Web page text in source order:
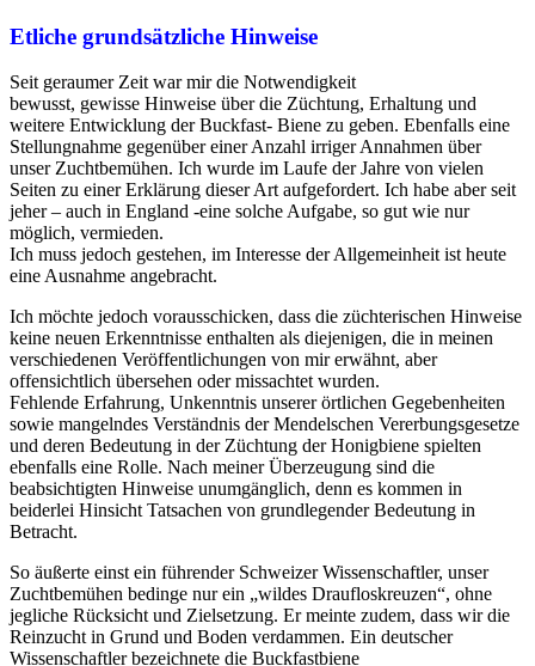
Etliche grundsätzliche Hinweise
Seit geraumer Zeit war mir die Notwendigkeit
bewusst, gewisse Hinweise über die Züchtung, Erhaltung und
weitere Entwicklung der Buckfast- Biene zu geben. Ebenfalls eine
Stellungnahme gegenüber einer Anzahl irriger Annahmen über
unser Zuchtbemühen. Ich wurde im Laufe der Jahre von vielen
Seiten zu einer Erklärung dieser Art aufgefordert. Ich habe aber seit
jeher – auch in England -eine solcheAufgabe, so gut wie nur
möglich, vermieden.
Ich muss jedoch gestehen, im Interesse der Allgemeinheit ist heute
eine Ausnahme angebracht.
Ich möchte jedoch vorausschicken, dass die züchterischen Hinweise
keine neuen Erkenntnisse enthalten als diejenigen, die in meinen
verschiedenen Veröffentlichungen von mir erwähnt, aber
offensichtlich übersehen oder missachtet wurden.
Fehlende Erfahrung, Unkenntnis unserer örtlichen Gegebenheiten
sowie mangelndes Verständnis der Mendelschen Vererbungsgesetze
und deren Bedeutung in der Züchtung der Honigbiene spielten
ebenfalls eine Rolle. Nach meiner Überzeugung sind die
beabsichtigten Hinweise unumgänglich, denn es kommen in
beiderlei Hinsicht Tatsachen von grundlegender Bedeutung in
Betracht.
So äußerte einst ein führender Schweizer Wissenschaftler, unser
Zuchtbemühen bedinge nur ein „wildes Draufloskreuzen“, ohne
jegliche Rücksicht und Zielsetzung. Er meinte zudem, dass wir die
Reinzucht in Grund und Boden verdammen. Ein deutscher
Wissenschaftlerbezeichnete die Buckfastbiene